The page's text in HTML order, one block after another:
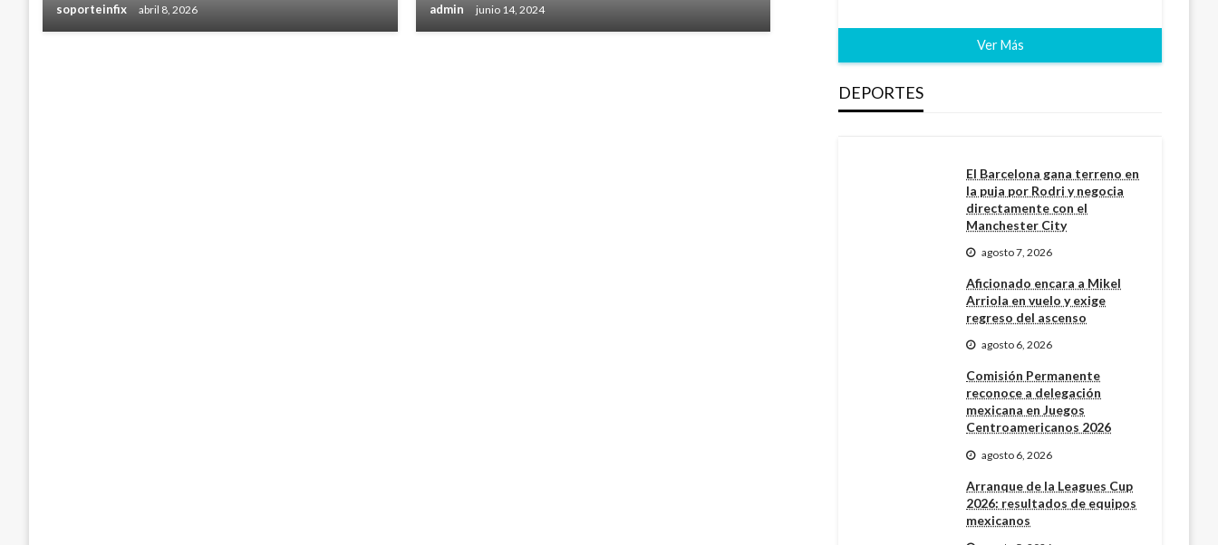
soporteinfix abril 8, 2026 admin junio 14, 2024
Ver Más
DEPORTES
El Barcelona gana terreno en
la puja por Rodri y negocia
directamente con el
Manchester City
agosto 7, 2026
Aficionado encara a Mikel
Arriola en vuelo y exige
regreso del ascenso
agosto 6, 2026
Comisión Permanente
reconoce a delegación
mexicana en Juegos
Centroamericanos 2026
agosto 6, 2026
Arranque de la Leagues Cup
2026: resultados de equipos
mexicanos